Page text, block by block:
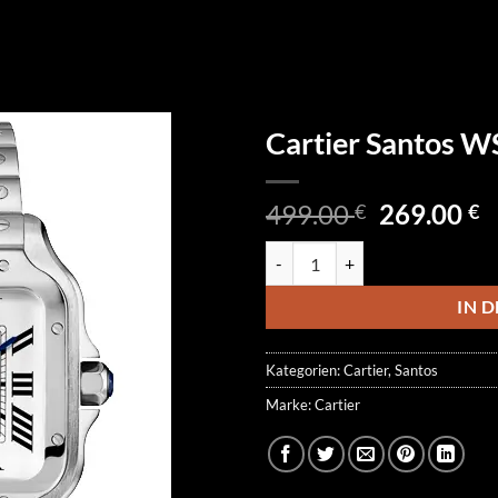
Cartier Santos
499.00€
499.00 €
269.00€
IN
Kategorien:Cartier, Santos
Marke:Cartier